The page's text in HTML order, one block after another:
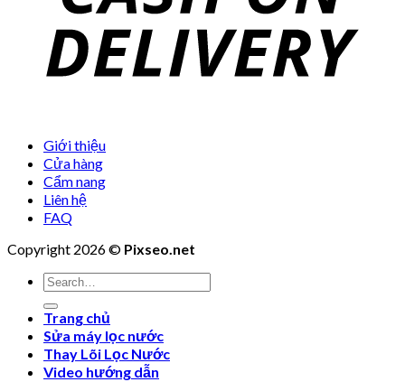
Giới thiệu
Cửa hàng
Cẩm nang
Liên hệ
FAQ
Copyright 2026 © Pixseo.net
Search
for:
Trang chủ
Sửa máy lọc nước
Thay Lõi Lọc Nước
Video hướng dẫn